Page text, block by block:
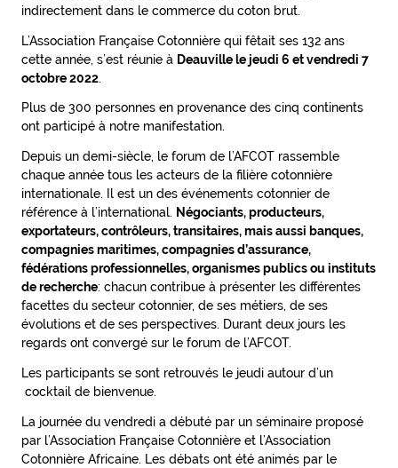
indirectement dans le commerce du coton brut.
L’Association Française Cotonnière qui fêtait ses 132 ans
cette année, s’est réunie à Deauville le jeudi 6 et vendredi 7
octobre 2022.
Plus de 300 personnes en provenance des cinq continents
ont participé à notre manifestation.
Depuis un demi-siècle, le forum de l’AFCOT rassemble
chaque année tous les acteurs de la filière cotonnière
internationale. Il est un des événements cotonnier de
référence à l’international. Négociants, producteurs,
exportateurs, contrôleurs, transitaires, mais aussi banques,
compagnies maritimes, compagnies d’assurance,
fédérations professionnelles, organismes publics ou instituts
de recherche: chacun contribue à présenter les différentes
facettes du secteur cotonnier, de ses métiers, de ses
évolutions et de ses perspectives. Durant deux jours les
regards ont convergé sur le forum de l’AFCOT.
Les participants se sont retrouvés le jeudi autour d’un
cocktail de bienvenue.
La journée du vendredi a débuté par un séminaire proposé
par l’Association Française Cotonnière et l’Association
Cotonnière Africaine. Les débats ont été animés par le